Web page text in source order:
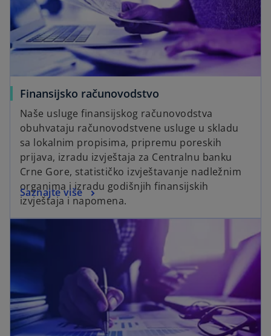
Finansijsko računovodstvo
Naše usluge finansijskog računovodstva
obuhvataju računovodstvene usluge u skladu
sa lokalnim propisima, pripremu poreskih
prijava, izradu izvještaja za Centralnu banku
Crne Gore, statističko izvještavanje nadležnim
organima i izradu godišnjih finansijskih
izvještaja i napomena.
Saznajte više